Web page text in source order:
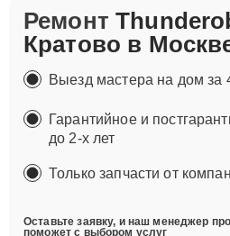
Ремонт
Кратово в
Выезд мастера на дом за
Гарантийное и
до 2-х лет
Только запчасти от
Оставьте заявку, и наш менеджер
поможет с выбором услуг